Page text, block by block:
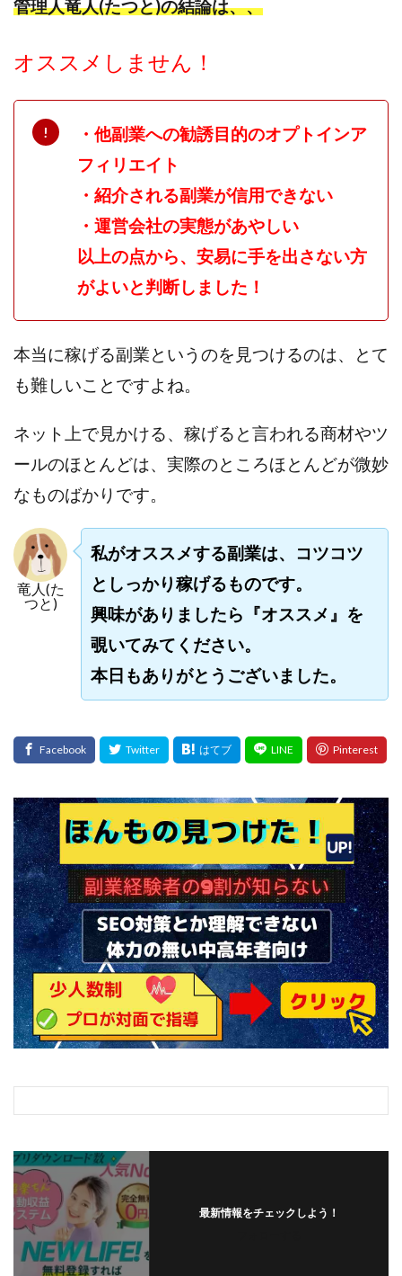
管理人竜人(たつと)の結論は、、
オススメしません！
・他副業への勧誘目的のオプトインア
フィリエイト
・紹介される副業が信用できない
・運営会社の実態があやしい
以上の点から、安易に手を出さない方
がよいと判断しました！
本当に稼げる副業というのを見つけるのは、とて
も難しいことですよね。
ネット上で見かける、稼げると言われる商材やツ
ールのほとんどは、実際のところほとんどが微妙
なものばかりです。
竜人(た
つと)
私がオススメする副業は、コツコツ
としっかり稼げるものです。
興味がありましたら『オススメ』を
覗いてみてください。
本日もありがとうございました。
最新情報をチェックしよう！
リライアンス(Reliance)
ロミオ・ロドリゲス・ジュニア
ワークスフランチャイジーオフィス
ワークホップ(Work Hop)
ワールドリユースシステム
マネーの湖
マックス岩井
ネオライフPROJECT(プロジェクト)
ネットサーフィンをお金に換える
ネットスター
ハイブリッド・トレード・アカデミア
はじめての資産運用
ハピネスサロン
はるかコーチング
フィアナ
フォトチェッカー
フォリオJP(Folio)
プラチナメソッド2024
ブラックサタン(Black Satan)
ほったらかしFX運営事務局
김 가싸
検索